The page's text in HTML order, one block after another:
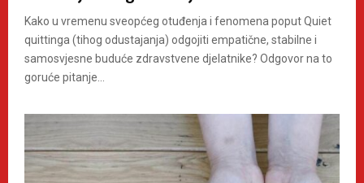
Kako u vremenu sveopćeg otuđenja i fenomena poput Quiet
quittinga (tihog odustajanja) odgojiti empatične, stabilne i
samosvjesne buduće zdravstvene djelatnike? Odgovor na to
goruće pitanje...